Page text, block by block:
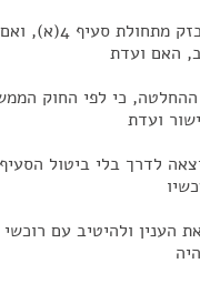
להוציא את חברת בזק
האם ועדת
כי לפי החוק
ועדת
לדרך בלי ביטול
הענין ולהיטיב עם רוכשי